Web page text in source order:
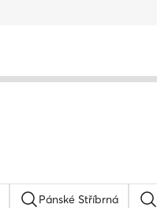
Pánské Stříbrná